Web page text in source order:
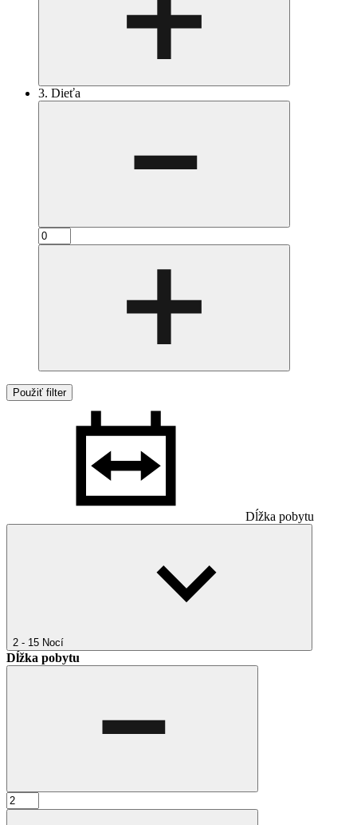
3. Dieťa
Použiť filter
Dĺžka pobytu
2 - 15 Nocí
Dĺžka pobytu